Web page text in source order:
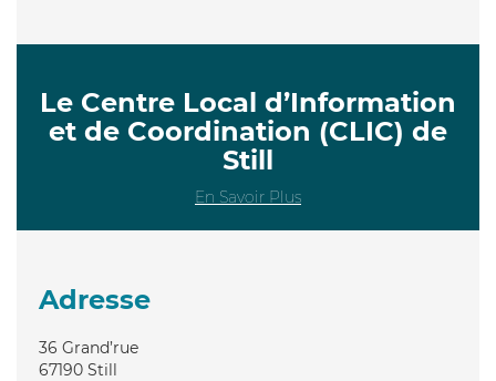
Le Centre Local d’Information
et de Coordination (CLIC) de
Still
En Savoir Plus
Adresse
36 Grand’rue
67190 Still